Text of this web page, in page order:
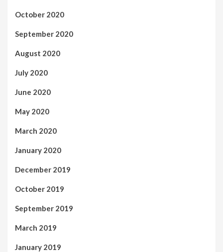
October 2020
September 2020
August 2020
July 2020
June 2020
May 2020
March 2020
January 2020
December 2019
October 2019
September 2019
March 2019
January 2019